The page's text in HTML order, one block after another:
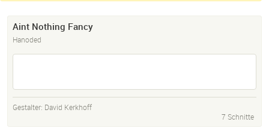
Aint Nothing Fancy
Hanoded
Gestalter: David Kerkhoff
7 Schnitte